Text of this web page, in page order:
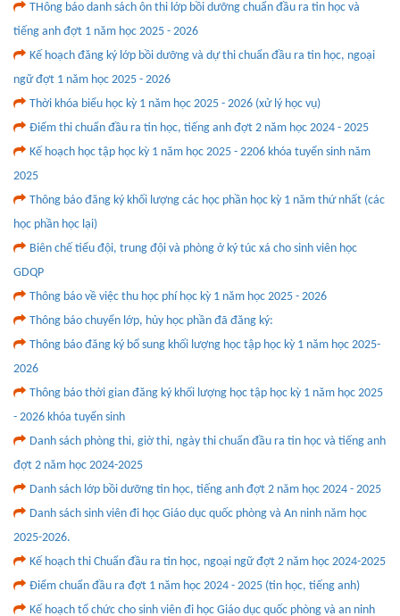
THông báo danh sách ôn thi lớp bồi dưỡng chuẩn đầu ra tin học và
tiếng anh đợt 1 năm học 2025 - 2026
Kế hoạch đăng ký lớp bồi dưỡng và dự thi chuẩn đầu ra tin học, ngoại
ngữ đợt 1 năm học 2025 - 2026
Thời khóa biểu học kỳ 1 năm học 2025 - 2026 (xử lý học vụ)
Điểm thi chuẩn đầu ra tin học, tiếng anh đợt 2 năm học 2024 - 2025
Kế hoạch học tập học kỳ 1 năm học 2025 - 2206 khóa tuyển sinh năm
2025
Thông báo đăng ký khối lượng các học phần học kỳ 1 năm thứ nhất (các
học phần học lại)
Biên chế tiểu đội, trung đội và phòng ở ký túc xá cho sinh viên học
GDQP
Thông báo về việc thu học phí học kỳ 1 năm học 2025 - 2026
Thông báo chuyển lớp, hủy học phần đã đăng ký:
Thông báo đăng ký bổ sung khối lượng học tập học kỳ 1 năm học 2025-
2026
Thông báo thời gian đăng ký khối lượng học tập học kỳ 1 năm học 2025
- 2026 khóa tuyển sinh
Danh sách phòng thi, giờ thi, ngày thi chuẩn đầu ra tin học và tiếng anh
đợt 2 năm học 2024-2025
Danh sách lớp bồi dưỡng tin học, tiếng anh đợt 2 năm học 2024 - 2025
Danh sách sinh viên đi học Giáo dục quốc phòng và An ninh năm học
2025-2026.
Kế hoạch thi Chuẩn đầu ra tin học, ngoại ngữ đợt 2 năm học 2024-2025
Điểm chuẩn đầu ra đợt 1 năm học 2024 - 2025 (tin học, tiếng anh)
Kế hoạch tổ chức cho sinh viên đi học Giáo dục quốc phòng và an ninh